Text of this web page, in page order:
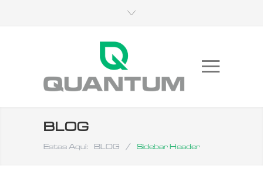
BLOG
Estas Aquí: BLOG / Sidebar Header